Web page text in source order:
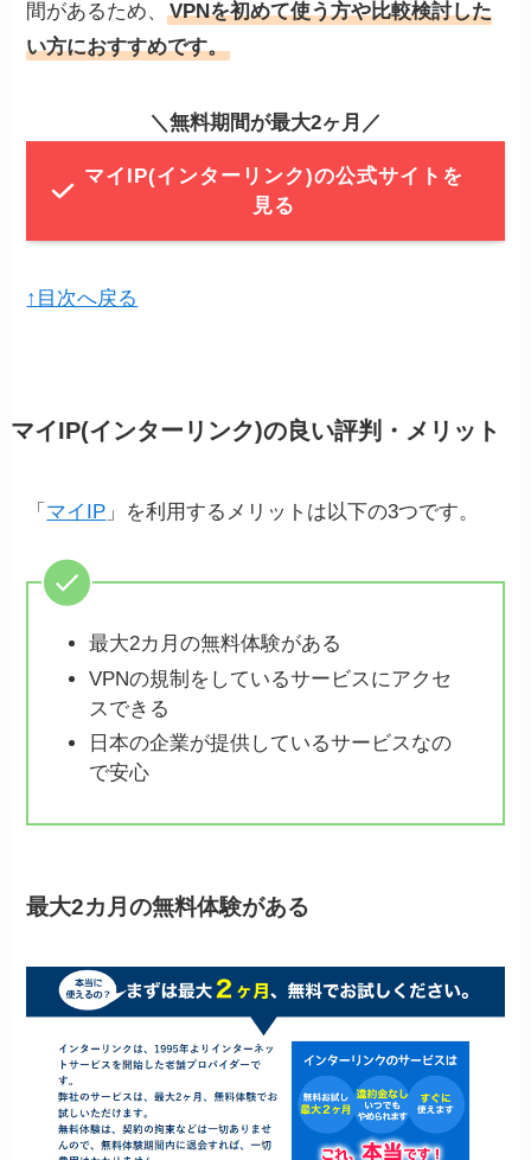
間があるため、VPNを初めて使う方や比較検討した
い方におすすめです。
＼無料期間が最大2ヶ月／
マイIP(インターリンク)の公式サイトを
見る
↑目次へ戻る
マイIP(インターリンク)の良い評判・メリット
「 マイIP 」を利用するメリットは以下の3つです。
最大2カ月の無料体験がある
VPNの規制をしているサービスにアクセ
スできる
日本の企業が提供しているサービスなの
で安心
最大2カ月の無料体験がある